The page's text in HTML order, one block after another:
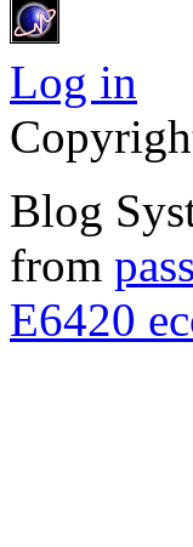
Log in
Blog
from
E6420